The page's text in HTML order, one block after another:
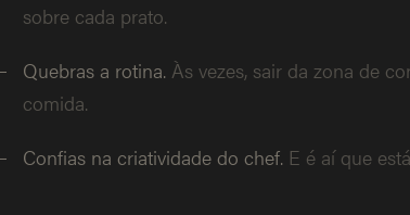
sobre cada prato.
Quebras a rotina. Às vezes, sair da zona de
comida.
Confias na criatividade do chef. E é aí que